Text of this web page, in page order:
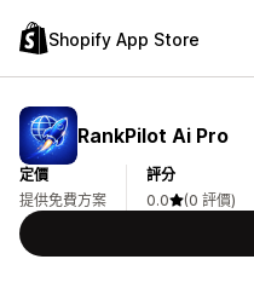
Shopify App Store
RankPilot Ai Pro
定價
提供免費方案
評分
0.0
(0 評價)